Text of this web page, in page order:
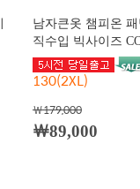
남자큰옷 챔피온
직수입 빅사이즈
130(2XL)
￦179,000
￦89,000